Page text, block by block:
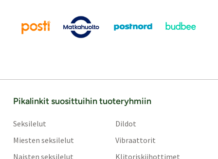
Pikalinkit suosittuihin tuoteryhmiin
Seksilelut
Miesten seksilelut
Naisten seksilelut
Dildot
Vibraattorit
Klitoriskiihottimet